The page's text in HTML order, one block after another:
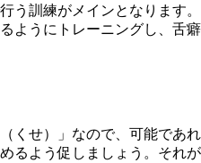
う訓練がメインとなります。
ようにトレーニングし、舌癖
くせ）」なので、可能であれ
るよう促しましょう。それが